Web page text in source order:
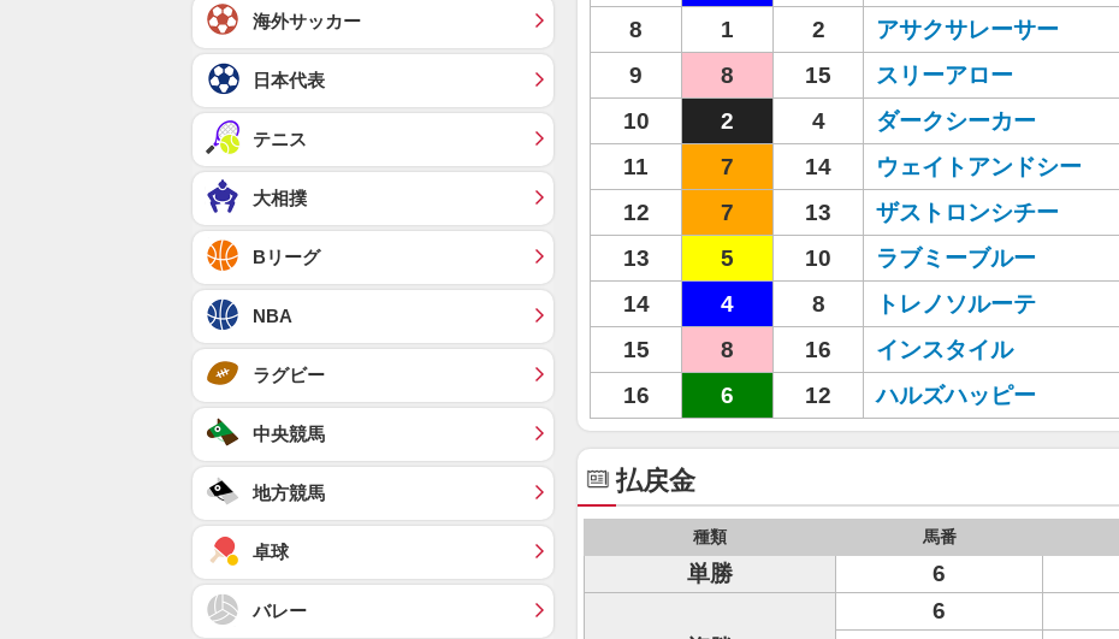
8
1 2 アサクサレーサー
9
8 15 スリーアロー
10
2 4 ダークシーカー
11
7 14 ウェイトアンドシー
12
7 13 ザストロンシチー
13
5 10 ラブミーブルー
14
4 8 トレノソルーテ
15
8 16 インスタイル
16
6 12 ハルズハッピー
払戻金
種類 馬番
単勝 6
6
海外サッカー
日本代表
テニス
大相撲
Bリーグ
NBA
ラグビー
中央競馬
地方競馬
卓球
バレー